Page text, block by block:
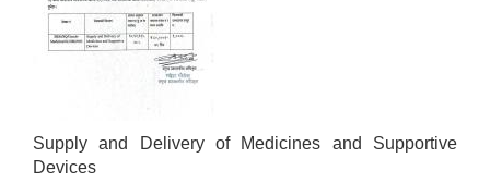
Supply and Delivery of Medicines and Supportive
Devices